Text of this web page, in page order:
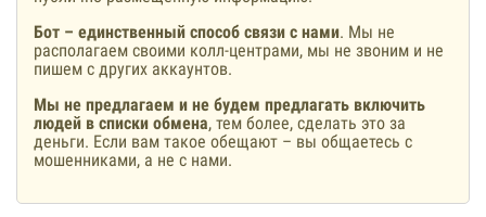
Бот – единственный способ связи с нами. Мы не
располагаем своими колл-центрами, мы не звоним и не
пишем с других аккаунтов.
Мы не предлагаем и не будем предлагать включить
людей в списки обмена, тем более, сделать это за
деньги. Если вам такое обещают – вы общаетесь с
мошенниками, а не с нами.